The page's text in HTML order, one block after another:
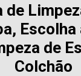
de
Escolha
de
Colchão